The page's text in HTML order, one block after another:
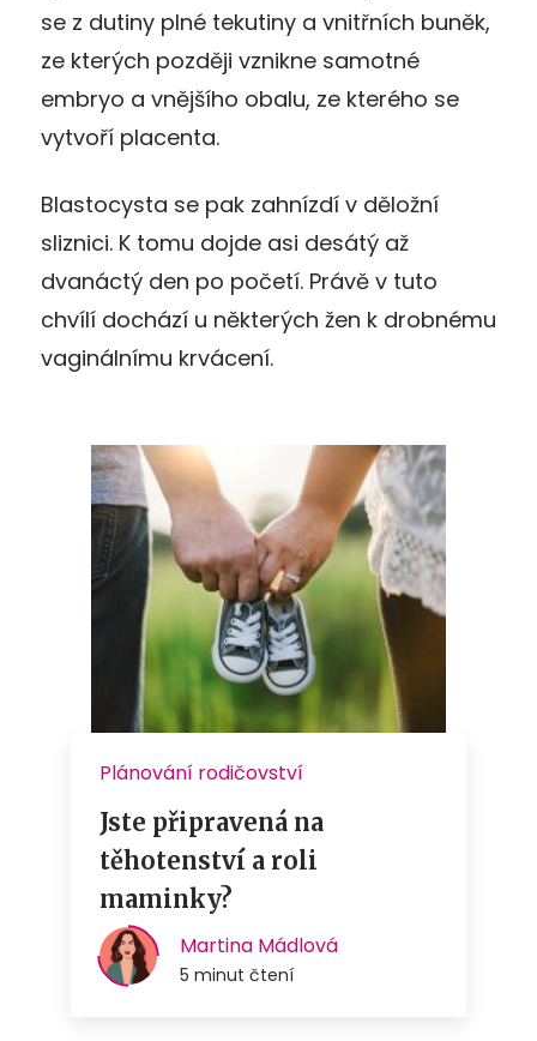
se z dutiny plné tekutiny a vnitřních buněk,
ze kterých později vznikne samotné
embryo a vnějšího obalu, ze kterého se
vytvoří placenta.
Blastocysta se pak zahnízdí v děložní
sliznici. K tomu dojde asi desátý až
dvanáctý den po početí. Právě v tuto
chvílí dochází u některých žen k drobnému
vaginálnímu krvácení.